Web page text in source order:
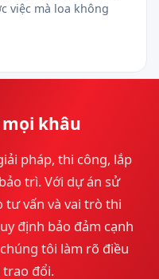
việc mà loa không
khâu
pháp, thi công, lắp
trì. Với dự án sử
tư vấn và vai trò thi
định bảo đảm cạnh
tôi làm rõ điều
trao đổi.